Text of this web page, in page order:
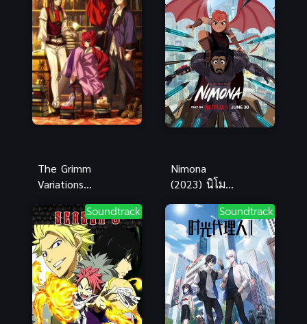
The Grimm
Variations
สยองขวัญ
Nimona
(2023) นิโม
แอนิเมชัน
แฟนตาซีแอ
คชั่นสุดป่วน
น่ารัก
Soundtrack Soundtrack